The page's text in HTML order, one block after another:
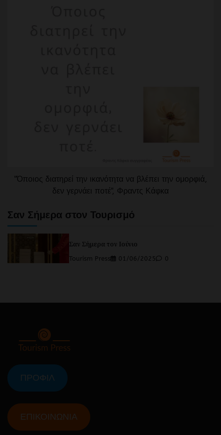
"Όποιος διατηρεί την ικανότητα να βλέπει την ομορφιά,
δεν γερνάει ποτέ", Φραντς Κάφκα
Σαν Σήμερα στον Τουρισμό
Σαν Σήμερα τον Ιούνιο
Tourism Press 01/06/2025 0
ΠΡΟΦΙΛ
ΕΠΙΚΟΙΝΩΝΙΑ